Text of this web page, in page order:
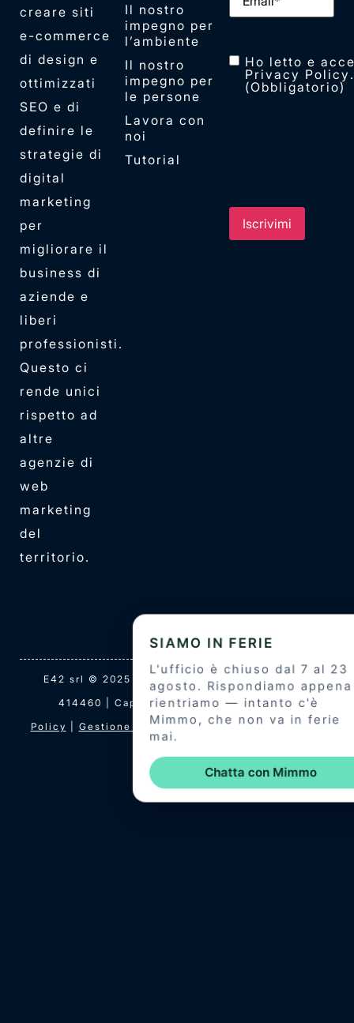
creare siti
e-commerce
di design e
ottimizzati
SEO e di
definire le
strategie di
digital
marketing
per
migliorare il
business di
aziende e
liberi
professionisti.
Questo ci
rende unici
rispetto ad
altre
agenzie di
web
marketing
del
territorio.
Il nostro
impegno per
l’ambiente
Il nostro
impegno per
le persone
Lavora con
noi
Tutorial
Consenso
Ho letto e
Privacy Policy
(Obbligatorio)
E42 srl © 2025 | P.IVA 04439760275 | REA-VE
414460 | Cap. Soc. i.v. 10.000€ |Privacy
Policy
Gestione Cookies|Termini e Condizioni|